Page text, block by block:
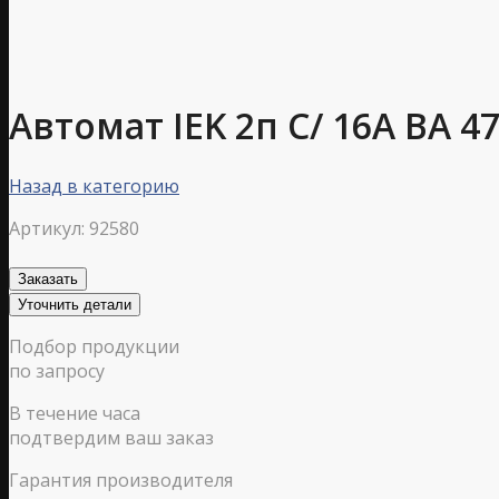
Автомат IEK 2п C/ 16А ВА
Назад в категорию
Артикул: 92580
Заказать
Уточнить детали
Подбор продукции
по запросу
В течение часа
подтвердим ваш заказ
Гарантия производителя